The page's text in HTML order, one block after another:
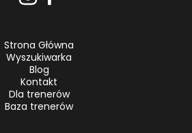
Strona Główna
Wyszukiwarka
Blog
Kontakt
Dla trenerów
Baza trenerów